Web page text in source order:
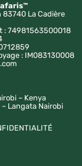
La Cadière
: 74981563500018
: IM083130008
– Kenya
Langata Nairobi